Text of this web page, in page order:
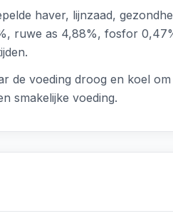
haver, lijnzaad,
ruwe as 4,88%, fosfor
de voeding droog en koel
smakelijke voeding.